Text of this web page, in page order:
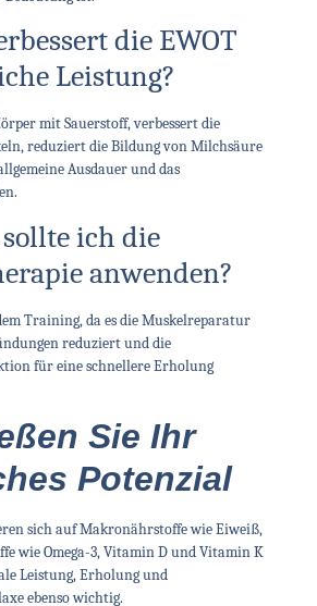
die EWOT
Leistung?
mit Sauerstoff, verbessert die
reduziert die Bildung von Milchsäure
Ausdauer und das
ich die
anwenden?
Training, da es die Muskelreparatur
reduziert und die
für eine schnellere Erholung
Sie Ihr
Potenzial
sich auf Makronährstoffe wie Eiweiß,
wie Omega-3, Vitamin D und Vitamin K
Leistung, Erholung und
ebenso wichtig.